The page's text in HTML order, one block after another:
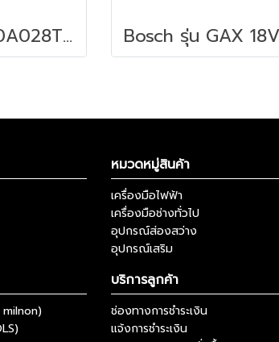
Bosch - 1600A028TR แบตเตอรี่ LI-ION GBA 18V 2.0AH
หมวดหมู่สินค้า
เครื่องมือไฟฟ้า
เครื่องมือช่างทั่วไป
อุปกรณ์ส่องสว่าง
อุปกรณ์เสริม
บริการลูกค้า
ช่องทางการชำระเงิน
แจ้งการชำระเงิน